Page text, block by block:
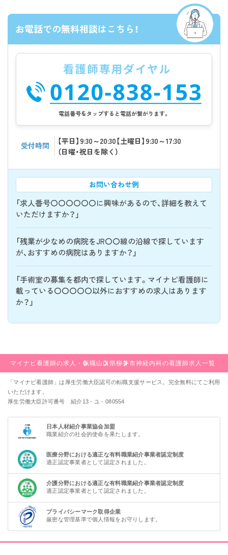
お電話での無料相談はこちら！
電話番号をタップすると電話が繋がります。
受付時間
【平日】9:30～20:30【土曜日】9:30～17:30
（日曜・祝日を除く）
お問い合わせ例
「求人番号〇〇〇〇〇〇に興味があるので、詳細を教えて
いただけますか？」
「残業が少なめの病院をJR〇〇線の沿線で探しています
が、おすすめの病院はありますか？」
「手術室の募集を都内で探しています。マイナビ看護師に
載っている〇〇〇〇〇以外におすすめの求人はあります
か？」
マイナビ看護師の求人・転職 山口県柳井市神経内科の看護師求人一覧
「マイナビ看護師」は厚生労働大臣認可の転職支援サービス。完全無料にてご利用
いただけます。
厚生労働大臣許可番号 紹介13 - ユ - 080554
日本人材紹介事業協会加盟
職業紹介の社会的使命を果たします。
医療分野における適正な有料職業紹介事業者認定制度
適正認定事業者として認定されました。
介護分野における適正な有料職業紹介事業者認定制度
適正認定事業者として認定されました。
プライバシーマーク取得企業
厳密な管理基準で個人情報をお守りします。